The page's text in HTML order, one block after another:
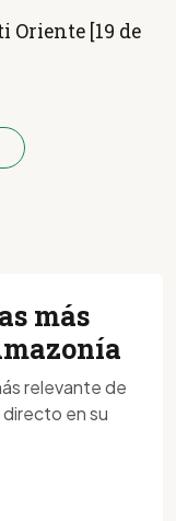
Oriente [19 de
más
relevante de
directo en su